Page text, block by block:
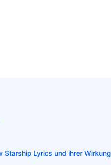
Starship Lyrics und ihrer Wirkung